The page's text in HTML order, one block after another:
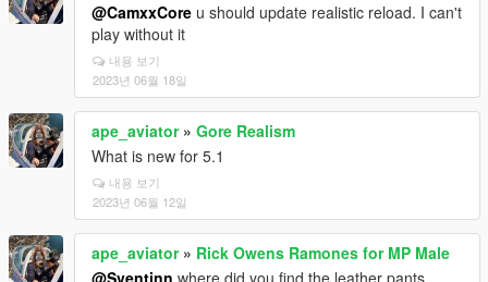
@CamxxCore u should update realistic reload. I can't
play without it
내용 보기
2023년 06월 18일
ape_aviator» Gore Realism
What is new for 5.1
내용 보기
2023년 06월 12일
ape_aviator» Rick Owens Ramones for MP Male
@Sventinn where did you find the leather pants